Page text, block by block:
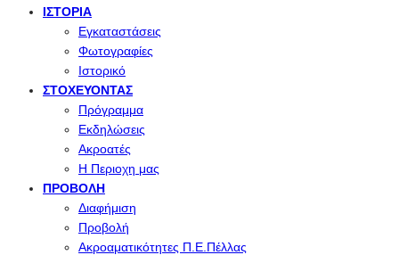
ΙΣΤΟΡΊΑ
Εγκαταστάσεις
Φωτογραφίες
Ιστορικό
ΣΤΟΧΕΎΟΝΤΑΣ
Πρόγραμμα
Εκδηλώσεις
Ακροατές
Η Περιοχη μας
ΠΡΟΒΟΛΉ
Διαφήμιση
Προβολή
Ακροαματικότητες Π.Ε.Πέλλας